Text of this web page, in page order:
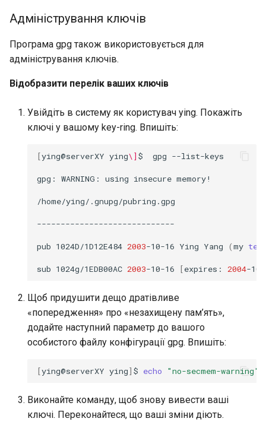
Адміністрування ключів
Програма gpg також використовується для
адміністрування ключів.
Відобразити перелік ваших ключів
Увійдіть в систему як користувач ying. Покажіть
ключі у вашому key-ring. Впишіть:
[ying@serverXY ying\] $ gpg --list-keys
gpg: WARNING: using insecure memory!
/home/ying/.gnupg/pubring.gpg
-----------------------------
pub 1024D/1D12E484 2003-10-16 Ying Yang (my
sub 1024g/1EDB00AC 2003-10-16 [expires: 2004-10-
Щоб придушити дещо дратівливе
«попередження» про «незахищену пам’ять»,
додайте наступний параметр до вашого
особистого файлу конфігурації gpg. Впишіть:
[ying@serverXY ying] $ echo "no-secmem-warning"
Виконайте команду, щоб знову вивести ваші
ключі. Переконайтеся, що ваші зміни діють.